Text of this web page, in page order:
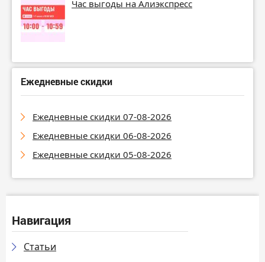
Час выгоды на Алиэкспресс
Ежедневные скидки
Ежедневные скидки 07-08-2026
Ежедневные скидки 06-08-2026
Ежедневные скидки 05-08-2026
Навигация
Статьи